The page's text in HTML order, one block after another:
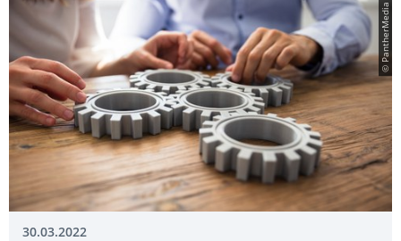
© PantherMedia
30.03.2022